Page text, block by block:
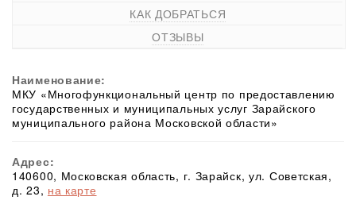
КАК ДОБРАТЬСЯ
ОТЗЫВЫ
Наименование:
МКУ «Многофункциональный центр по предоставлению
государственных и муниципальных услуг Зарайского
муниципального района Московской области»
Адрес:
140600, Московская область, г. Зарайск, ул. Советская,
д. 23, на карте